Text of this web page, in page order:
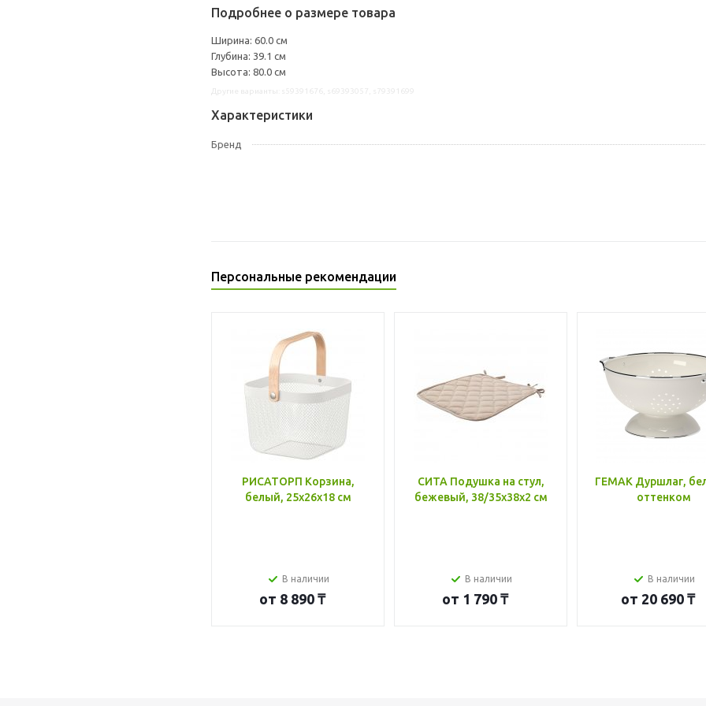
Подробнее о размере товара
Ширина: 60.0 см
Глубина: 39.1 см
Высота: 80.0 см
Характеристики
Бренд
Персональные рекомендации
РИСАТОРП Корзина,
белый, 25x26x18 см
В наличии
от 8 890 ₸
СИТА Подушка на стул,
бежевый, 38/35x38x2 см
В наличии
от 1 790 ₸
ГЕМАК Дуршлаг,
оттенком
В наличии
от 20 690 ₸